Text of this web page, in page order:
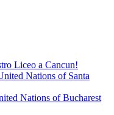
Liceo a Cancun!
Nations of Santa
Nations of Bucharest